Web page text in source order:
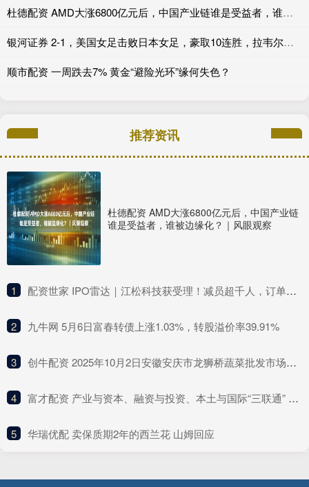
杜德配资 AMD大涨6800亿元后，中国产业链谁是受益者，谁被边缘化？｜风眼观察
银河证券 2-1，美国女足击败日本女足，豪取10连胜，拉韦尔一球一助攻
顺市配资 一周跌去7% 黄金“避险光环”缘何失色？
推荐资讯
杜德配资 AMD大涨6800亿元后，中国产业链
谁是受益者，谁被边缘化？｜风眼观察
1 ​配资世家 IPO雷达｜江松科技获受理！减员超千人，订单下滑，经营现金流“亮红灯”
2 ​九牛网 5月6日富春转债上涨1.03%，转股溢价率39.91%
3 ​创牛配资 2025年10月2日安徽安庆市龙狮桥蔬菜批发市场价格行情
4 ​富才配资 产业与资本、融资与投资、本土与国际“三联通” 上交所构建起多维立体金融“绿生态”
5 ​华瑞优配 卖保质期2年的西兰花 山姆回应